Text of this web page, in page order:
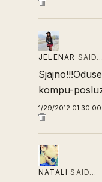
JELENAR SAID…
kompu-
1/29/2012 01:30:00
NATALI SAID…